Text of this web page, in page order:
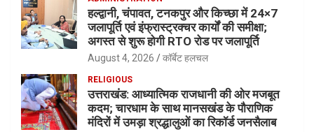
हल्द्वानी, चंपावत, टनकपुर और किच्छा में 24×7
जलापूर्ति एवं इंफ्रास्ट्रक्चर कार्यों की समीक्षा;
अगस्त से शुरू होगी RTO रोड पर जलापूर्ति
August 4, 2026 कॉर्बेट हलचल
RELIGIOUS
उत्तराखंड: आध्यात्मिक राजधानी की ओर मजबूत
कदम; चारधाम के साथ मानसखंड के पौराणिक
मंदिरों में उमड़ा श्रद्धालुओं का रिकॉर्ड जनसैलाब